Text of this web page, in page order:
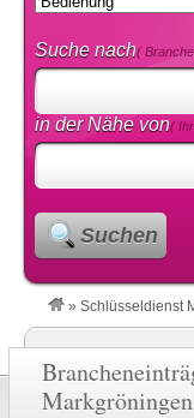
Suche nach(
in der Nähe von(
Suchen
» Schlüsseldienst
Markgröningen